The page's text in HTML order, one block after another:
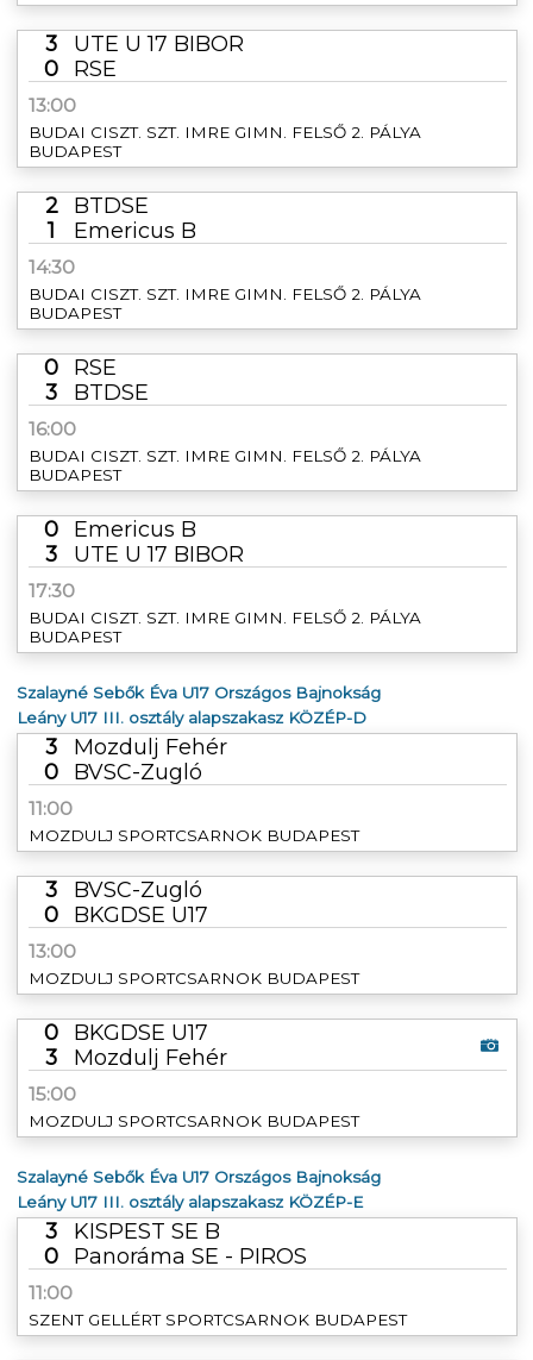
3
UTE U 17 BIBOR
0
RSE
13:00
BUDAI CISZT. SZT. IMRE GIMN. FELSŐ 2. PÁLYA
BUDAPEST
2
BTDSE
1
Emericus B
14:30
BUDAI CISZT. SZT. IMRE GIMN. FELSŐ 2. PÁLYA
BUDAPEST
0
RSE
3
BTDSE
16:00
BUDAI CISZT. SZT. IMRE GIMN. FELSŐ 2. PÁLYA
BUDAPEST
0
Emericus B
3
UTE U 17 BIBOR
17:30
BUDAI CISZT. SZT. IMRE GIMN. FELSŐ 2. PÁLYA
BUDAPEST
Szalayné Sebők Éva U17 Országos Bajnokság
Leány U17 III. osztály alapszakasz KÖZÉP-D
3
Mozdulj Fehér
0
BVSC-Zugló
11:00
MOZDULJ SPORTCSARNOK BUDAPEST
3
BVSC-Zugló
0
BKGDSE U17
13:00
MOZDULJ SPORTCSARNOK BUDAPEST
0
BKGDSE U17
3
Mozdulj Fehér
15:00
MOZDULJ SPORTCSARNOK BUDAPEST
Szalayné Sebők Éva U17 Országos Bajnokság
Leány U17 III. osztály alapszakasz KÖZÉP-E
3
KISPEST SE B
0
Panoráma SE - PIROS
11:00
SZENT GELLÉRT SPORTCSARNOK BUDAPEST